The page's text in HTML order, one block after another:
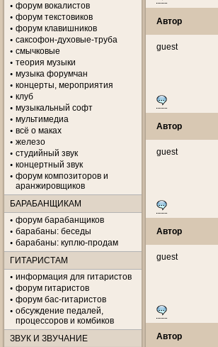
форум вокалистов
форум текстовиков
форум клавишников
саксофон-духовые-труба
смычковые
теория музыки
музыка форумчан
концерты, мероприятия
клуб
музыкальный софт
мультимедиа
всё о маках
железо
студийный звук
концертный звук
форум композиторов и
аранжировщиков
БАРАБАНЩИКАМ
форум барабанщиков
барабаны: беседы
барабаны: куплю-продам
ГИТАРИСТАМ
информация для гитаристов
форум гитаристов
форум бас-гитаристов
обсуждение педалей,
процессоров и комбиков
ЗВУК И ЗВУЧАНИЕ
Автор
guest
Автор
guest
Автор
guest
Автор